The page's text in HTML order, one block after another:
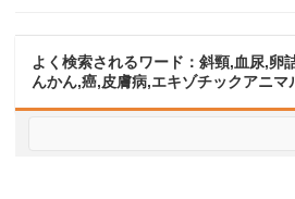
よく検索されるワード：斜頸,血尿,卵
んかん,癌,皮膚病,エキゾチックアニマ